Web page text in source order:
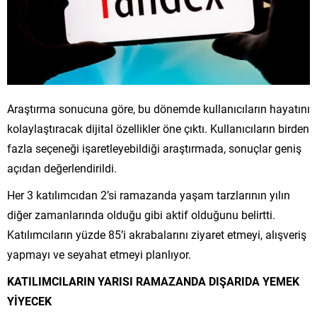
Araştırma sonucuna göre, bu dönemde kullanıcıların hayatını
kolaylaştıracak dijital özellikler öne çıktı. Kullanıcıların birden
fazla seçeneği işaretleyebildiği araştırmada, sonuçlar geniş
açıdan değerlendirildi.
Her 3 katılımcıdan 2’si ramazanda yaşam tarzlarının yılın
diğer zamanlarında olduğu gibi aktif olduğunu belirtti.
Katılımcıların yüzde 85’i akrabalarını ziyaret etmeyi, alışveriş
yapmayı ve seyahat etmeyi planlıyor.
KATILIMCILARIN YARISI RAMAZANDA DIŞARIDA YEMEK
YİYECEK